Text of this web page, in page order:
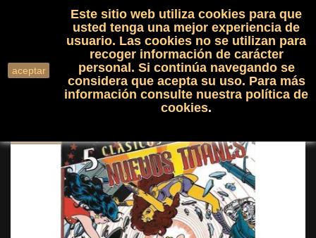
shopping_cart(0)

search
aceptar
Este sitio web utiliza cookies para que
usted tenga una mejor experiencia de
usuario. Las cookies no se utilizan para
recoger información de carácter
personal. Si continúa navegando se
considera que acepta su uso. Para más
información consulte nuestra política de
cookies.